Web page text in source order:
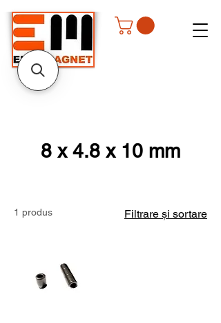
8 x 4.8 x 10 mm
1 produs Filtrare și sortare